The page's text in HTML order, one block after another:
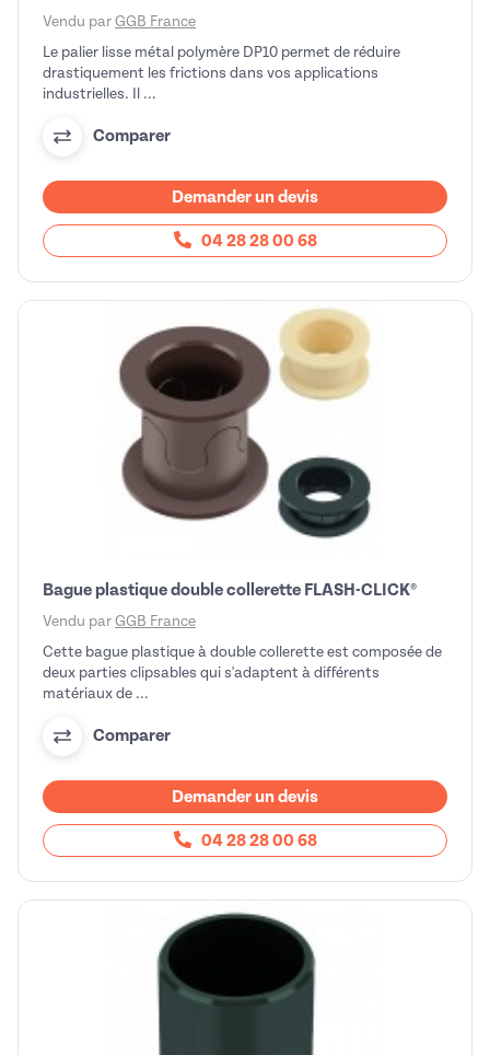
Vendu par GGB France
Le palier lisse métal polymère DP10 permet de réduire
drastiquement les frictions dans vos applications
industrielles. Il ...
Comparer
Demander un devis
04 28 28 00 68
Bague plastique double collerette FLASH-CLICK®
Vendu par GGB France
Cette bague plastique à double collerette est composée de
deux parties clipsables qui s'adaptent à différents
matériaux de ...
Comparer
Demander un devis
04 28 28 00 68